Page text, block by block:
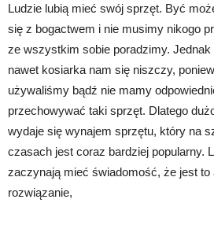
Ludzie lubią mieć swój sprzęt. Być
się z bogactwem i nie musimy nikogo
ze wszystkim sobie poradzimy.
nawet kosiarka nam się niszczy,
używaliśmy bądź nie mamy
przechowywać taki sprzęt. Dlatego
wydaje się wynajem sprzętu, który na
czasach jest coraz bardziej popularny.
zaczynają mieć świadomość, że jest to
rozwiązanie,